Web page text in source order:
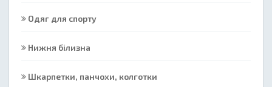
Одяг для спорту
Нижня білизна
Шкарпетки, панчохи, колготки